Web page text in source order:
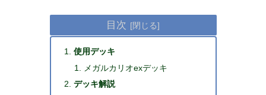
目次
使用デッキ
メガルカリオexデッキ
デッキ解説